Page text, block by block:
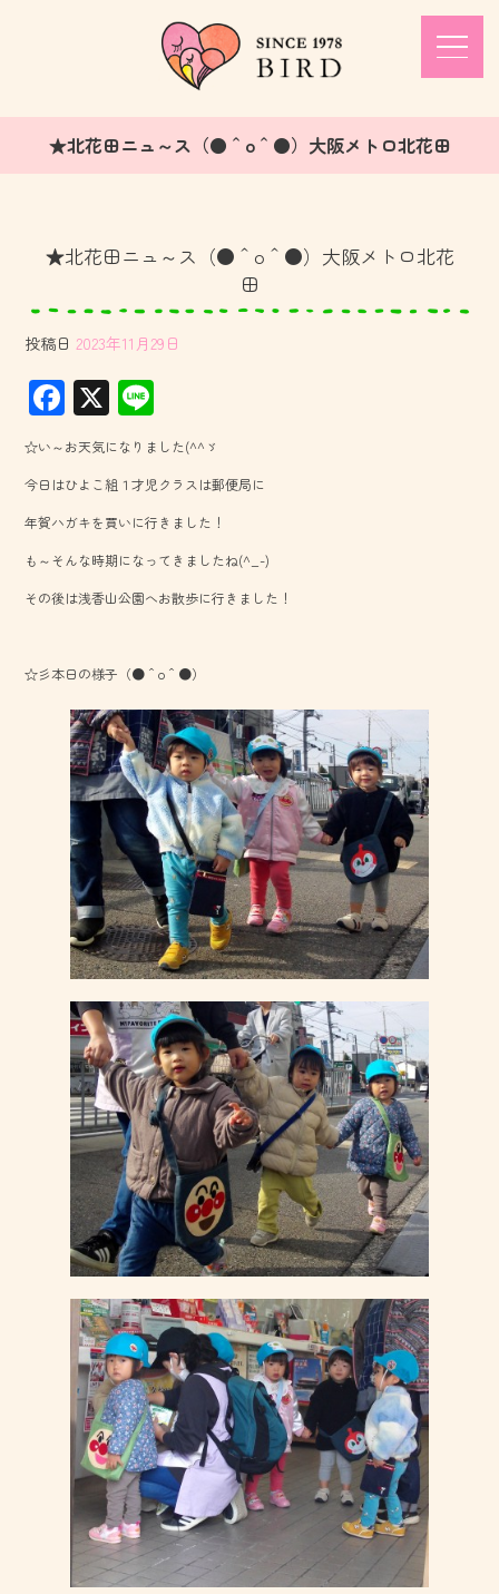
★北花田ニュ～ス（●＾o＾●）大阪メトロ北花田
★北花田ニュ～ス（●＾o＾●）大阪メトロ北花
田
投稿日 2023年11月29日
F
ac
e
b
o
ok
X
ne
☆い～お天気になりました(^^ゞ
今日はひよこ組１才児クラスは郵便局に
年賀ハガキを買いに行きました！
も～そんな時期になってきましたね(^_-)
その後は浅香山公園へお散歩に行きました！
☆彡本日の様子（●＾o＾●）